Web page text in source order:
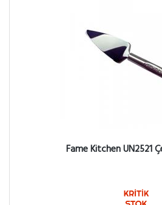
Fame Kitchen UN2521